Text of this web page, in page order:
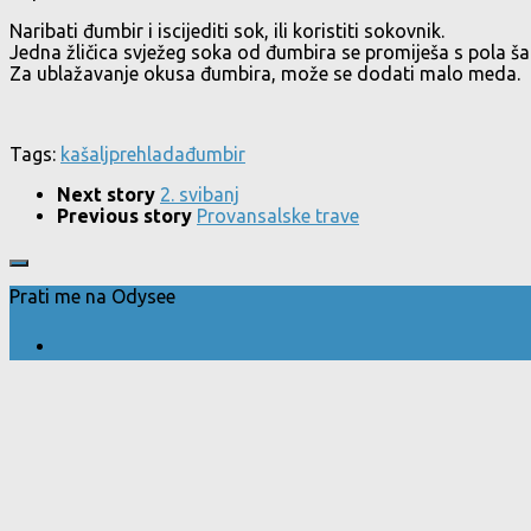
Naribati đumbir i iscijediti sok, ili koristiti sokovnik.
Jedna žličica svježeg soka od đumbira se promiješa s pola
Za ublažavanje okusa đumbira, može se dodati malo meda.
Tags: kašaljprehladađumbir
Next story 2. svibanj
Previous story Provansalske trave
Prati me na Odysee